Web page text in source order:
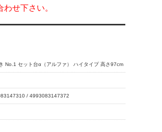
せ下さい。
No.1 セット台α（アルファ） ハイタイプ 高さ97cm
/ 4993083147372